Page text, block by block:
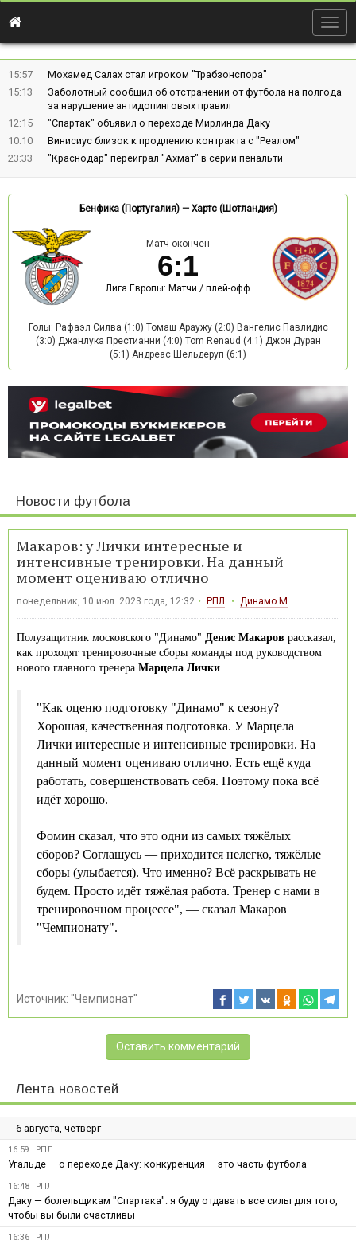
15:57
Мохамед Салах стал игроком "Трабзонспора"
15:13
Заболотный сообщил об отстранении от футбола на полгода
за нарушение антидопинговых правил
12:15
"Спартак" объявил о переходе Мирлинда Даку
10:10
Винисиус близок к продлению контракта с "Реалом"
23:33
"Краснодар" переиграл "Ахмат" в серии пенальти
Бенфика (Португалия)— Хартс (Шотландия)
Матч окончен
6:1
Лига Европы: Матчи / плей-офф
Голы: Рафаэл Силва (1:0) Томаш Араужу (2:0) Вангелис Павлидис
(3:0) Джанлука Престианни (4:0) Tom Renaud (4:1) Джон Дуран
(5:1) Андреас Шельдеруп (6:1)
Новости футбола
Макаров: у Лички интересные и
интенсивные тренировки. На данный
момент оцениваю отлично
понедельник, 10 июл. 2023 года, 12:32 РПЛ Динамо М
Полузащитник московского "Динамо" Денис Макаров рассказал,
как проходят тренировочные сборы команды под руководством
нового главного тренера Марцела Лички
"Как оценю подготовку "Динамо" к сезону?
Хорошая, качественная подготовка. У Марцела
Лички интересные и интенсивные тренировки. На
данный момент оцениваю отлично. Есть ещё куда
работать, совершенствовать себя. Поэтому пока всё
идёт хорошо.
Фомин сказал, что это одни из самых тяжёлых
сборов? Соглашусь — приходится нелегко, тяжёлые
сборы (улыбается). Что именно? Всё раскрывать не
будем. Просто идёт тяжёлая работа. Тренер с нами в
тренировочном процессе", — сказал Макаров
"Чемпионату".
Источник: "Чемпионат"
Оставить комментарий
Лента новостей
6 августа, четверг
16:59 РПЛ
Угальде — о переходе Даку: конкуренция — это часть футбола
16:48 РПЛ
Даку — болельщикам "Спартака": я буду отдавать все силы для того,
чтобы вы были счастливы
16:36 РПЛ